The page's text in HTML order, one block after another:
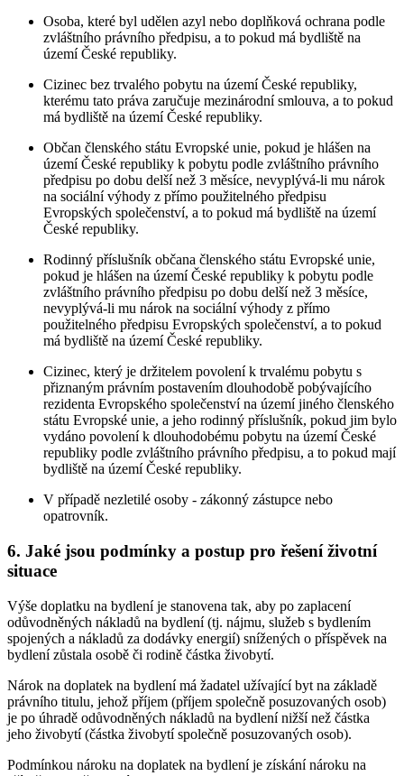
Osoba, které byl udělen azyl nebo doplňková ochrana podle
zvláštního právního předpisu, a to pokud má bydliště na
území České republiky.
Cizinec bez trvalého pobytu na území České republiky,
kterému tato práva zaručuje mezinárodní smlouva, a to pokud
má bydliště na území České republiky.
Občan členského státu Evropské unie, pokud je hlášen na
území České republiky k pobytu podle zvláštního právního
předpisu po dobu delší než 3 měsíce, nevyplývá-li mu nárok
na sociální výhody z přímo použitelného předpisu
Evropských společenství, a to pokud má bydliště na území
České republiky.
Rodinný příslušník občana členského státu Evropské unie,
pokud je hlášen na území České republiky k pobytu podle
zvláštního právního předpisu po dobu delší než 3 měsíce,
nevyplývá-li mu nárok na sociální výhody z přímo
použitelného předpisu Evropských společenství, a to pokud
má bydliště na území České republiky.
Cizinec, který je držitelem povolení k trvalému pobytu s
přiznaným právním postavením dlouhodobě pobývajícího
rezidenta Evropského společenství na území jiného členského
státu Evropské unie, a jeho rodinný příslušník, pokud jim bylo
vydáno povolení k dlouhodobému pobytu na území České
republiky podle zvláštního právního předpisu, a to pokud mají
bydliště na území České republiky.
V případě nezletilé osoby - zákonný zástupce nebo
opatrovník.
6. Jaké jsou podmínky a postup pro řešení životní
situace
Výše doplatku na bydlení je stanovena tak, aby po zaplacení
odůvodněných nákladů na bydlení (tj. nájmu, služeb s bydlením
spojených a nákladů za dodávky energií) snížených o příspěvek na
bydlení zůstala osobě či rodině částka živobytí.
Nárok na doplatek na bydlení má žadatel užívající byt na základě
právního titulu, jehož příjem (příjem společně posuzovaných osob)
je po úhradě odůvodněných nákladů na bydlení nižší než částka
jeho živobytí (částka živobytí společně posuzovaných osob).
Podmínkou nároku na doplatek na bydlení je získání nároku na